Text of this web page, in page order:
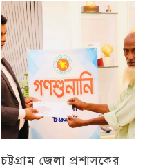
চট্টগ্রাম
চট্টগ্রাম জেলা প্রশাসকের